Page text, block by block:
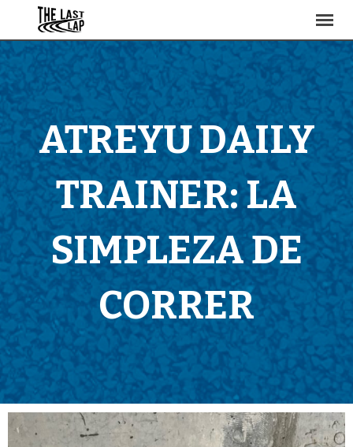
ATREYU DAILY
TRAINER: LA
SIMPLEZA DE
CORRER